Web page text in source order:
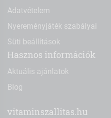
Adatvételem
Nyereményjáték szabályai
Süti beállítások
Hasznos információk
Aktuális ajánlatok
Blog
vitaminszallitas.hu